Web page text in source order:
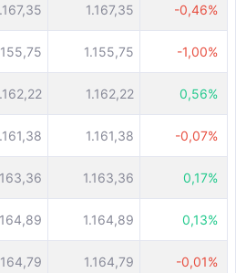
1.167,35 -0,46%
1.155,75 -1,00%
1.162,22 0,56%
1.161,38 -0,07%
1.163,36 0,17%
1.164,89 0,13%
1.164,79 -0,01%